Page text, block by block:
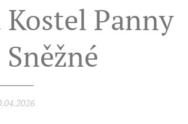
Panny